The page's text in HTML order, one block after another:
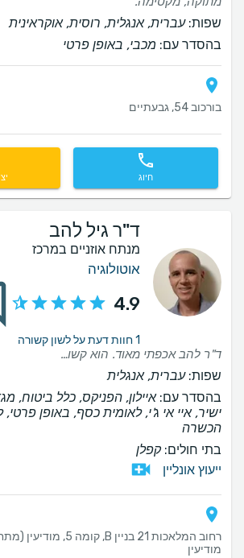
שפות:עברית, אנגלית, רוסית, אוקראינית
בהסדר עם: מכבי, באופן פרטי
בורכוב 54, גבעתיים
חיוג
ד"ר גיל להב
מנתח אוזניים במרכז
אוטולוגיה
4.9
1 חוות דעת על לשון קשורה
ד"ר להב אכפתי מאוד. הוא קשוב מאוד. אני ממליץ עליו בחום
שפות:עברית, אנגלית
בהסדר עם:איילון, הפניקס, כלל ביטוח,
ישיר, איי אי ג'י, לאומית כסף, באופן פרטי,
הכשרה
בתי חולים: קפלן
ייעוץ אונליין
מודיעין